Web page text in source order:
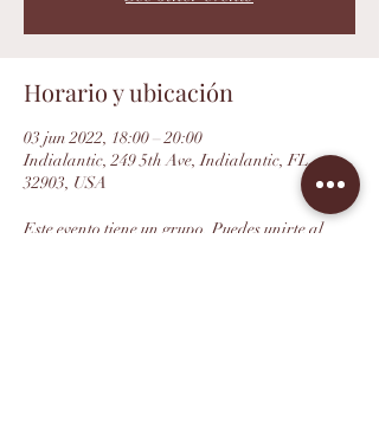
Horario y ubicación
03 jun 2022, 18:00 – 20:00
Indialantic, 249 5th Ave, Indialantic, FL
32903, USA
Este evento tiene un grupo. Puedes unirte al